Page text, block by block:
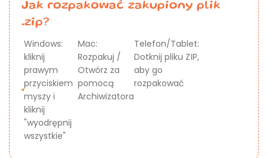
Jak rozpakować zakupiony plik
.zip?
Windows:
kliknij
prawym
przyciskiem
myszy i
kliknij
"wyodrępnij
wszystkie"
Mac:
Rozpakuj /
Otwórz za
pomocą
Archiwizatora
Telefon/Tablet:
Dotknij pliku ZIP,
aby go
rozpakować